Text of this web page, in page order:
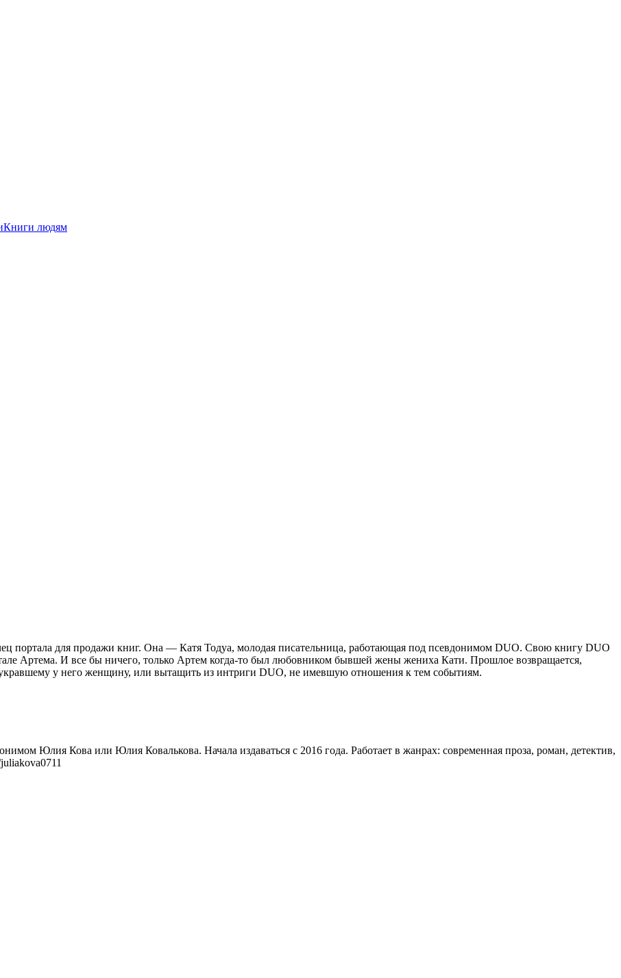
Книги людям
портала для продажи книг. Она — Катя Тодуа, молодая писательница, работающая под псевдонимом DUO. Свою книгу DUO
Артема. И все бы ничего, только Артем когда-то был любовником бывшей жены жениха Кати. Прошлое возвращается,
у него женщину, или вытащить из интриги DUO, не имевшую отношения к тем событиям.
Юлия Кова или Юлия Ковалькова. Начала издаваться с 2016 года. Работает в жанрах: современная проза, роман, детектив,